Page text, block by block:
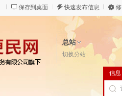
保存到桌面 快速发布信息
总站
切换分站
信息